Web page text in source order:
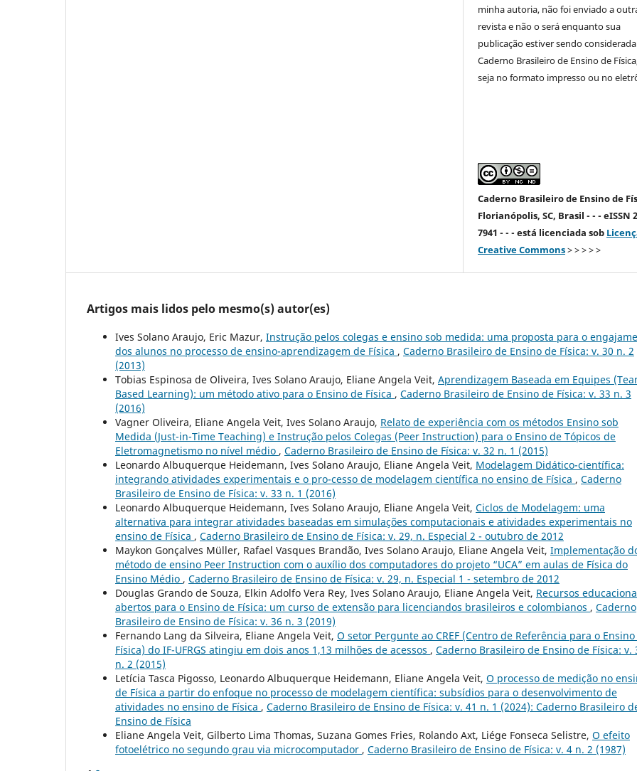
minha autoria, não foi enviado a
revista e não o será enquanto sua
publicação estiver sendo
Caderno Brasileiro de Ensino de
seja no formato impresso ou no
Caderno Brasileiro de Ensino de
Florianópolis, SC, Brasil - - - eISSN
7941 - - - está licenciada sob
Creative Commons> > > > >
Artigos mais lidos pelo mesmo(s) autor(es)
Ives Solano Araujo, Eric Mazur, Instrução pelos colegas e ensino sob medida: uma proposta para o
dos alunos no processo de ensino-aprendizagem de Física , Caderno Brasileiro de Ensino de Física: v. 30 n. 2
(2013)
Tobias Espinosa de Oliveira, Ives Solano Araujo, Eliane Angela Veit, Aprendizagem Baseada em Equipes
Based Learning): um método ativo para o Ensino de Física , Caderno Brasileiro de Ensino de Física: v. 33 n. 3
(2016)
Vagner Oliveira, Eliane Angela Veit, Ives Solano Araujo, Relato de experiência com os métodos Ensino sob
Medida (Just-in-Time Teaching) e Instrução pelos Colegas (Peer Instruction) para o Ensino de Tópicos de
Eletromagnetismo no nível médio , Caderno Brasileiro de Ensino de Física: v. 32 n. 1 (2015)
Leonardo Albuquerque Heidemann, Ives Solano Araujo, Eliane Angela Veit, Modelagem Didático-científica:
integrando atividades experimentais e o pro-cesso de modelagem científica no ensino de Física , Caderno
Brasileiro de Ensino de Física: v. 33 n. 1 (2016)
Leonardo Albuquerque Heidemann, Ives Solano Araujo, Eliane Angela Veit, Ciclos de Modelagem: uma
alternativa para integrar atividades baseadas em simulações computacionais e atividades experimentais no
ensino de Física , Caderno Brasileiro de Ensino de Física: v. 29, n. Especial 2 - outubro de 2012
Maykon Gonçalves Müller, Rafael Vasques Brandão, Ives Solano Araujo, Eliane Angela Veit, Implementação
método de ensino Peer Instruction com o auxílio dos computadores do projeto “UCA” em aulas de Física do
Ensino Médio , Caderno Brasileiro de Ensino de Física: v. 29, n. Especial 1 - setembro de 2012
Douglas Grando de Souza, Elkin Adolfo Vera Rey, Ives Solano Araujo, Eliane Angela Veit, Recursos
abertos para o Ensino de Física: um curso de extensão para licenciandos brasileiros e colombianos , Caderno
Brasileiro de Ensino de Física: v. 36 n. 3 (2019)
Fernando Lang da Silveira, Eliane Angela Veit, O setor Pergunte ao CREF (Centro de Referência para o
Física) do IF-UFRGS atingiu em dois anos 1,13 milhões de acessos , Caderno Brasileiro de Ensino de Física: v.
n. 2 (2015)
Letícia Tasca Pigosso, Leonardo Albuquerque Heidemann, Eliane Angela Veit, O processo de medição no
de Física a partir do enfoque no processo de modelagem científica: subsídios para o desenvolvimento de
atividades no ensino de Física , Caderno Brasileiro de Ensino de Física: v. 41 n. 1 (2024): Caderno Brasileiro
Ensino de Física
Eliane Angela Veit, Gilberto Lima Thomas, Suzana Gomes Fries, Rolando Axt, Liége Fonseca Selistre, O efeito
fotoelétrico no segundo grau via microcomputador , Caderno Brasileiro de Ensino de Física: v. 4 n. 2 (1987)